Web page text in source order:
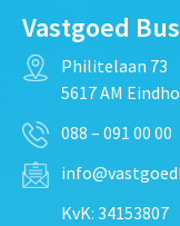
Vastgoed
Philitelaan 73
5617 AM
088 – 091 00 00
KvK: 34153807